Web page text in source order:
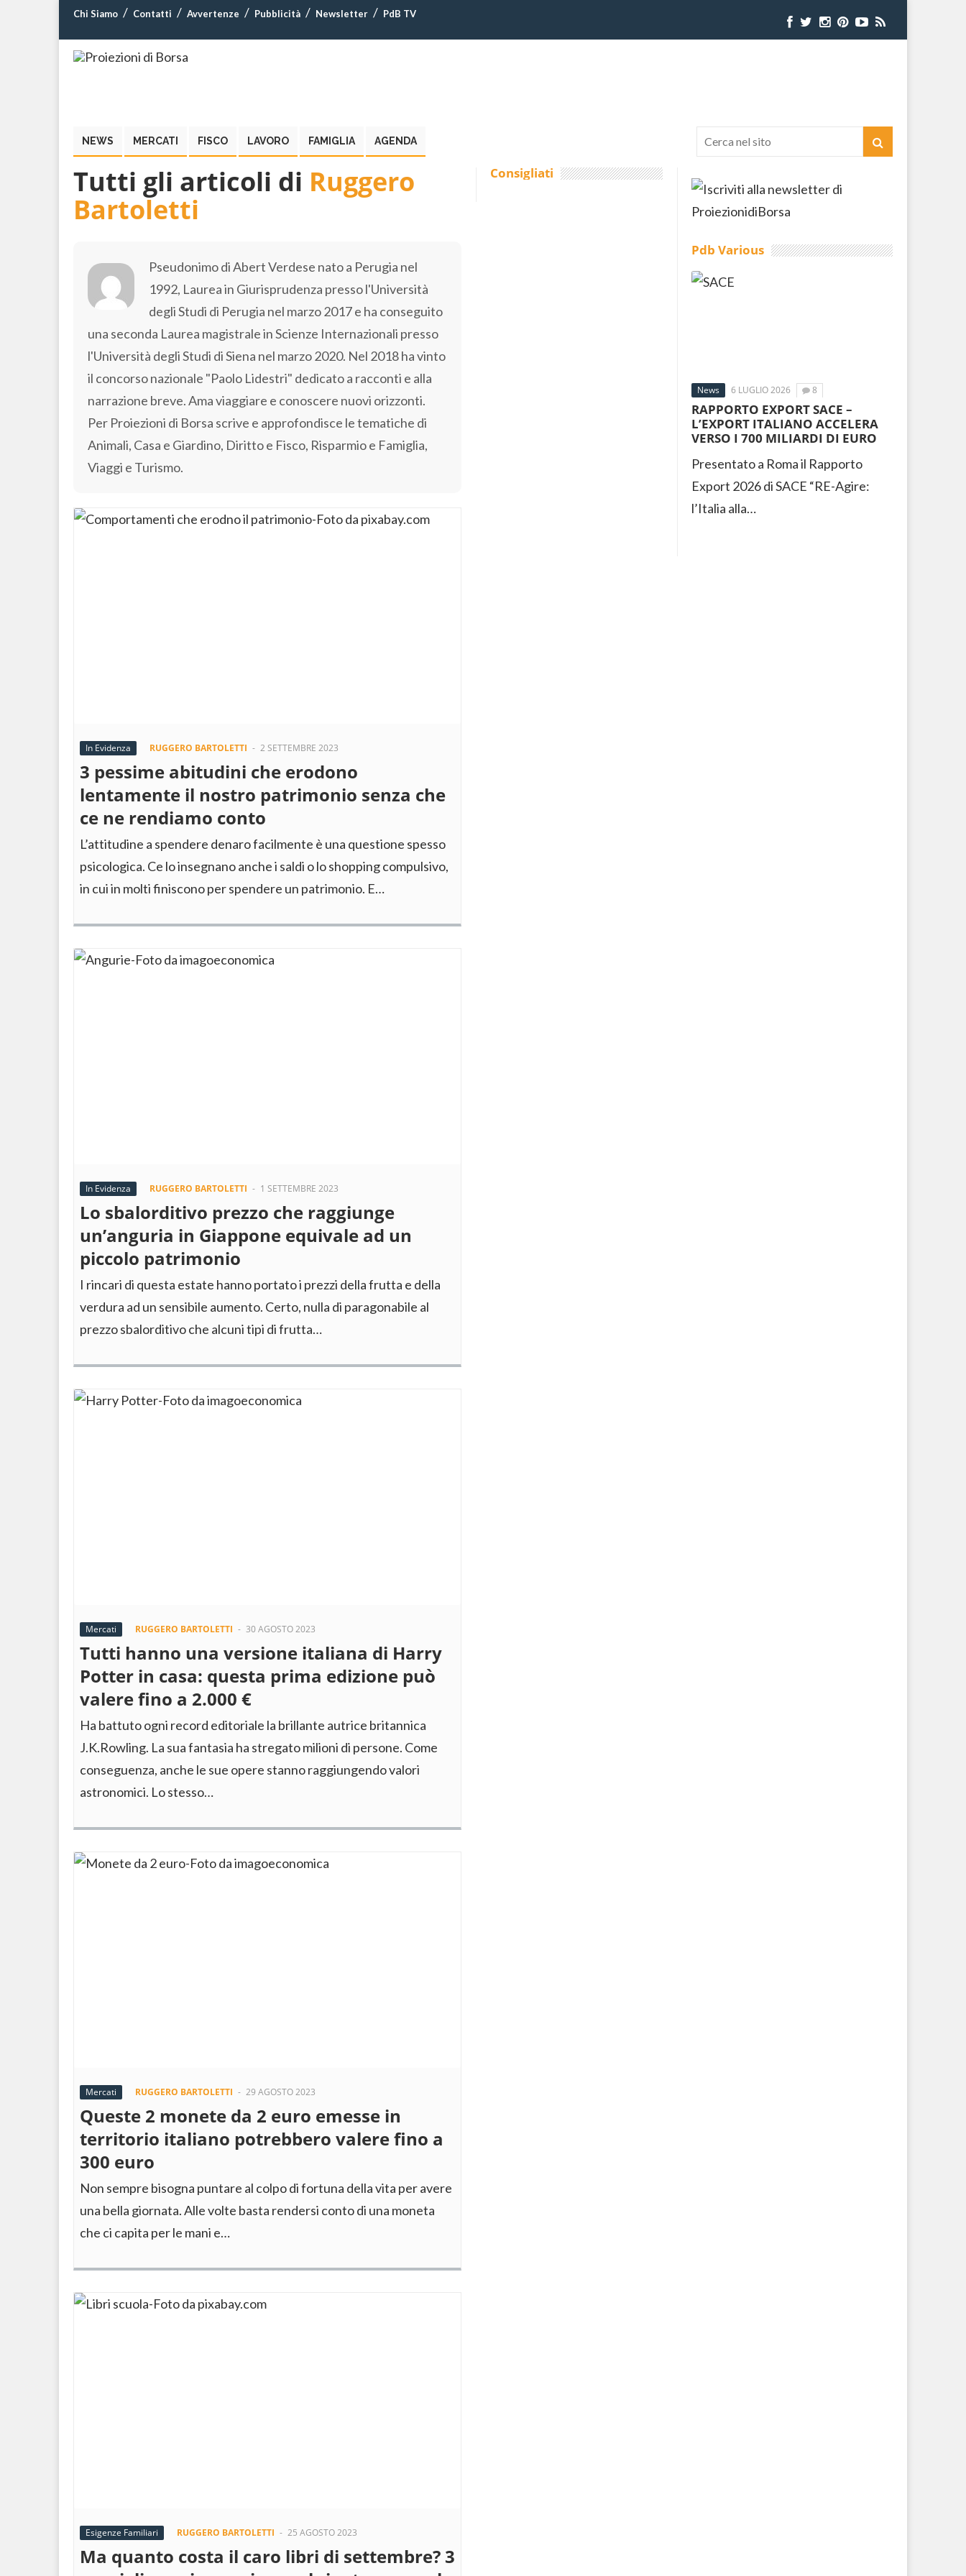
Chi Siamo Contatti Avvertenze Pubblicità Newsletter PdB TV
NEWS MERCATI FISCO LAVORO FAMIGLIA AGENDA
Tutti gli articoli di Ruggero
Bartoletti
Pseudonimo di Abert Verdese nato a Perugia nel
1992, Laurea in Giurisprudenza presso l'Università
degli Studi di Perugia nel marzo 2017 e ha conseguito
una seconda Laurea magistrale in Scienze Internazionali presso
l'Università degli Studi di Siena nel marzo 2020. Nel 2018 ha vinto
il concorso nazionale "Paolo Lidestri" dedicato a racconti e alla
narrazione breve. Ama viaggiare e conoscere nuovi orizzonti.
Per Proiezioni di Borsa scrive e approfondisce le tematiche di
Animali, Casa e Giardino, Diritto e Fisco, Risparmio e Famiglia,
Viaggi e Turismo.
In Evidenza RUGGERO BARTOLETTI - 2 SETTEMBRE 2023
3 pessime abitudini che erodono
lentamente il nostro patrimonio senza che
ce ne rendiamo conto
L’attitudine a spendere denaro facilmente è una questione spesso
psicologica. Ce lo insegnano anche i saldi o lo shopping compulsivo,
in cui in molti finiscono per spendere un patrimonio. E…
In Evidenza RUGGERO BARTOLETTI - 1 SETTEMBRE 2023
Lo sbalorditivo prezzo che raggiunge
un’anguria in Giappone equivale ad un
piccolo patrimonio
I rincari di questa estate hanno portato i prezzi della frutta e della
verdura ad un sensibile aumento. Certo, nulla di paragonabile al
prezzo sbalorditivo che alcuni tipi di frutta…
Mercati RUGGERO BARTOLETTI - 30 AGOSTO 2023
Tutti hanno una versione italiana di Harry
Potter in casa: questa prima edizione può
valere fino a 2.000 €
Ha battuto ogni record editoriale la brillante autrice britannica
J.K.Rowling. La sua fantasia ha stregato milioni di persone. Come
conseguenza, anche le sue opere stanno raggiungendo valori
astronomici. Lo stesso…
Mercati RUGGERO BARTOLETTI - 29 AGOSTO 2023
Queste 2 monete da 2 euro emesse in
territorio italiano potrebbero valere fino a
300 euro
Non sempre bisogna puntare al colpo di fortuna della vita per avere
una bella giornata. Alle volte basta rendersi conto di una moneta
che ci capita per le mani e…
Esigenze Familiari RUGGERO BARTOLETTI - 25 AGOSTO 2023
Ma quanto costa il caro libri di settembre? 3
Consigliati
Pdb Various
News 6 LUGLIO 2026 8
RAPPORTO EXPORT SACE –
L’EXPORT ITALIANO ACCELERA
VERSO I 700 MILIARDI DI EURO
Presentato a Roma il Rapporto
Export 2026 di SACE “RE-Agire:
l’Italia alla…